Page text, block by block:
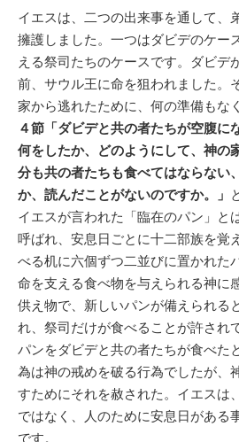
イエスは、二つの出来事を通して、
擁護しました。一つはダビデのケー
える祭司たちのケースです。ダビデ
前、サウル王に命を狙われました。
家から逃れたために、何の準備もな
４節「ダビデと共の者たちが空腹に
何をしたか、どのようにして、神の
分も共の者たちも食べてはならない
か、読んだことがないのですか。」
イエスが言われた「臨在のパン」と
呼ばれ、安息日ごとに十二部族を覚
べる机に六個ずつ二並びに置かれた
命を支える食べ物を与えられる神に
供え物で、新しいパンが備えられる
れ、祭司だけが食べることが許され
パンをダビデと共の者たちが食べた
為は神の戒めを破る行為でしたが、
すためにそれを赦された。イエスは
ではなく、人のために安息日がある
です。